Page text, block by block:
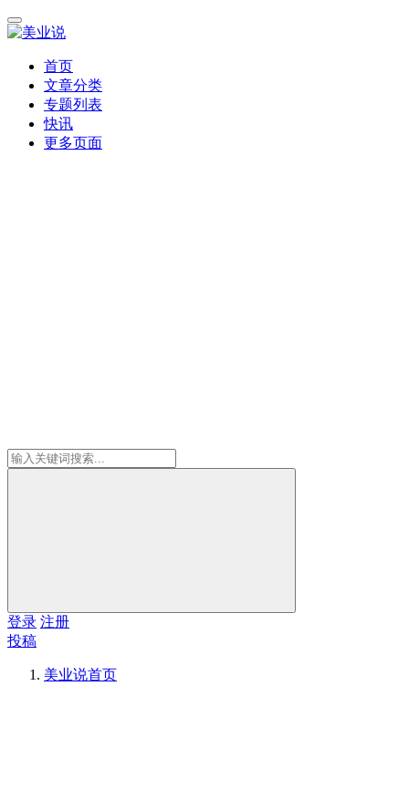
首页
文章分类
专题列表
快讯
更多页面
登录 注册
投稿
美业说首页